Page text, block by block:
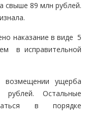
свыше 89 млн рублей.
наказание в виде 5
в исправительной
ущерба
Остальные
в порядке